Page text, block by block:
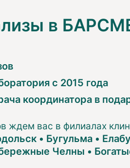
в
с 2015 года
координатора в
ждем вас в филиалах
• Бугульма•
Челны •